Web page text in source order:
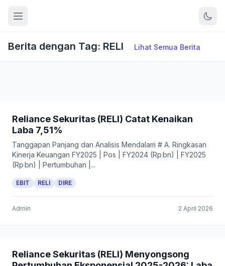
Berita dengan Tag: RELI Lihat Semua Berita
Reliance Sekuritas (RELI) Catat Kenaikan
Laba 7,51%
Tanggapan Panjang dan Analisis Mendalam # A. Ringkasan
Kinerja Keuangan FY2025 | Pos | FY2024 (Rp bn) | FY2025
(Rp bn) | Pertumbuhan |...
EBIT RELI DIRE
Admin 2 April 2026
Reliance Sekuritas (RELI) Menyongsong